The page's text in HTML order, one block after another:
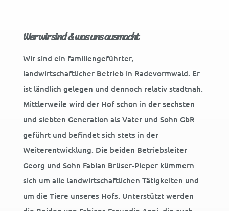
Wer wir sind & was uns ausmacht
Wir sind ein familiengeführter,
landwirtschaftlicher Betrieb in Radevormwald. Er
ist ländlich gelegen und dennoch relativ stadtnah.
Mittlerweile wird der Hof schon in der sechsten
und siebten Generation als Vater und Sohn GbR
geführt und befindet sich stets in der
Weiterentwicklung. Die beiden Betriebsleiter
Georg und Sohn Fabian Brüser-Pieper kümmern
sich um alle landwirtschaftlichen Tätigkeiten und
um die Tiere unseres Hofs. Unterstützt werden